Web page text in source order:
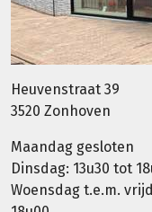
Heuvenstraat 39
3520 Zonhoven
Maandag gesloten
Dinsdag: 13u30 tot
Woensdag t.e.m.